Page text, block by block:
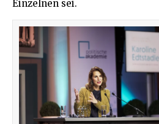
Einzelnen sei.